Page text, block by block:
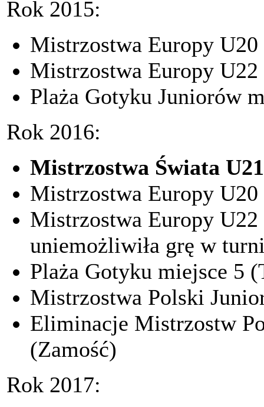
Rok 2015:
Mistrzostwa Europy
Mistrzostwa Europy
Plaża Gotyku Juniorów
Rok 2016:
Mistrzostwa Świata
Mistrzostwa Europy
Mistrzostwa Europy
uniemożliwiła grę w
Plaża Gotyku miejsce 5
Mistrzostwa Polski
Eliminacje Mistrzostw
(Zamość)
Rok 2017: